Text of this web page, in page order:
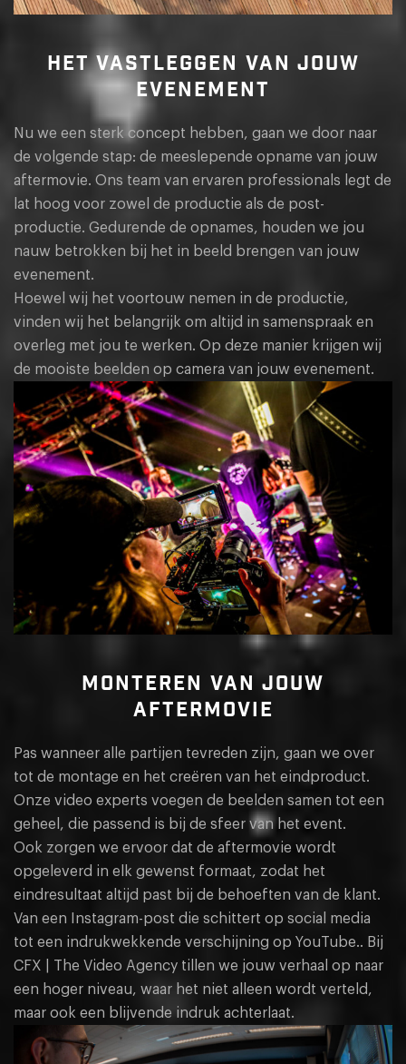
HET VASTLEGGEN VAN JOUW
EVENEMENT
Nu we een sterk concept hebben, gaan we door naar
de volgende stap: de meeslepende opname van jouw
aftermovie. Ons team van ervaren professionals legt de
lat hoog voor zowel de productie als de post-
productie. Gedurende de opnames, houden we jou
nauw betrokken bij het in beeld brengen van jouw
evenement.
Hoewel wij het voortouw nemen in de productie,
vinden wij het belangrijk om altijd in samenspraak en
overleg met jou te werken. Op deze manier krijgen wij
de mooiste beelden op camera van jouw evenement.
MONTEREN VAN JOUW
AFTERMOVIE
Pas wanneer alle partijen tevreden zijn, gaan we over
tot de montage en het creëren van het eindproduct.
Onze video experts voegen de beelden samen tot een
geheel, die passend is bij de sfeer van het event.
Ook zorgen we ervoor dat de aftermovie wordt
opgeleverd in elk gewenst formaat, zodat het
eindresultaat altijd past bij de behoeften van de klant.
Van een Instagram-post die schittert op social media
tot een indrukwekkende verschijning op YouTube.. Bij
CFX | The Video Agency tillen we jouw verhaal op naar
een hoger niveau, waar het niet alleen wordt verteld,
maar ook een blijvende indruk achterlaat.